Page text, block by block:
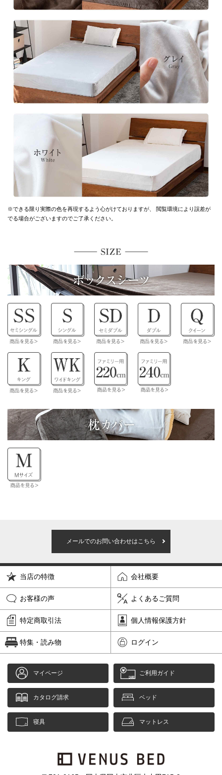
※できる限り実際の色を再現するよう心がけておりますが、
閲覧環境により誤差が
でる場合がございますのでご了承ください。
メールでのお問い合わせはこちら
当店の特徴 会社概要
お客様の声 よくあるご質問
特定商取引法 個人情報保護方針
特集・読み物 ログイン
マイページ ご利用ガイド
カタログ請求 ベッド
寝具 マットレス